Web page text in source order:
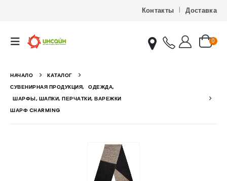
Контакты Доставка
0
НАЧАЛО
КАТАЛОГ
СУВЕНИРНАЯ ПРОДУКЦИЯ, ОДЕЖДА,
ШАРФЫ, ШАПКИ, ПЕРЧАТКИ, ВАРЕЖКИ
ШАРФ CHARMING